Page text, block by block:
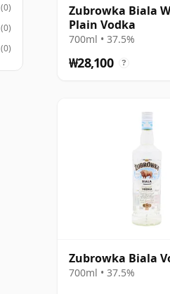
Zubrowka Biala
Plain Vodka
700ml • 37.5%
₩28,100 ?
Zubrowka Biala
700ml • 37.5%
(0)
(0)
(0)